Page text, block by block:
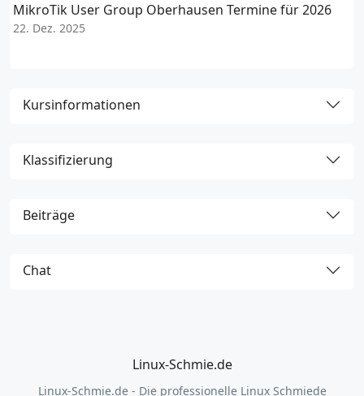
MikroTik User Group Oberhausen Termine für 2026
22. Dez. 2025
Kursinformationen
Klassifizierung
Beiträge
Chat
Linux-Schmie.de
Linux-Schmie.de - Die professionelle Linux Schmiede